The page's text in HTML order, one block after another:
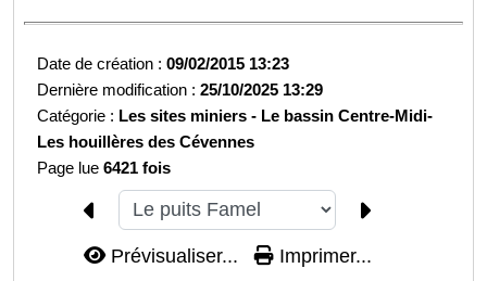
Date de création :09/02/2015 13:23
Dernière modification :25/10/2025 13:29
Catégorie : Les sites miniers - Le bassin Centre-Midi-
Les houillères des Cévennes
Page lue6421 fois
Prévisualiser... Imprimer...